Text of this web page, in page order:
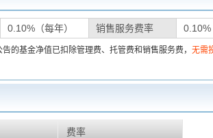
0.10%（每年） 销售服务费率 0.10%
的基金净值已扣除管理费、托管费和销售服务费， 无需
费率